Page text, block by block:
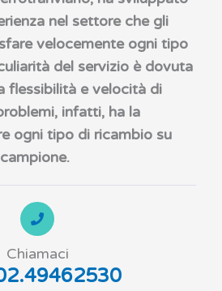
nel settore che gli
velocemente ogni tipo
del servizio è dovuta
flessibilità e velocità di
infatti, ha la
ogni tipo di ricambio su
Chiamaci